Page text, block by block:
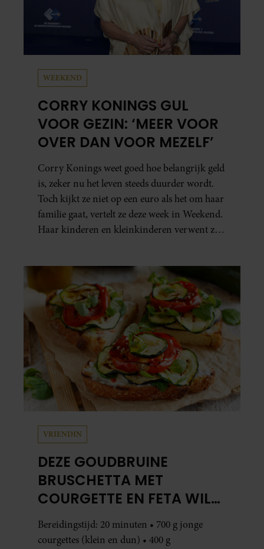
WEEKEND
CORRY KONINGS GUL
VOOR GEZIN: ‘MEER VOOR
OVER DAN VOOR MEZELF’
Corry Konings weet goed hoe belangrijk geld
is, zeker nu het leven steeds duurder wordt.
Toch kijkt ze niet op een euro als het om haar
familie gaat, vertelt ze deze week in Weekend.
Haar kinderen en kleinkinderen verwent ze
VRIENDIN
DEZE GOUDBRUINE
BRUSCHETTA MET
COURGETTE EN FETA WIL
JE METEEN MAKEN
Bereidingstijd: 20 minuten • 700 g jonge
courgettes (klein en dun) • 400 g